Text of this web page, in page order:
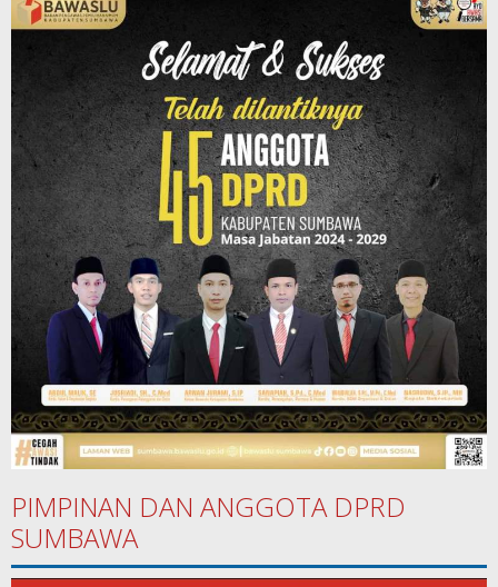
PIMPINAN DAN ANGGOTA DPRD
SUMBAWA